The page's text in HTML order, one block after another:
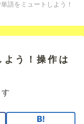
語をミュートしよう！
う！操作は